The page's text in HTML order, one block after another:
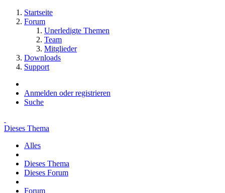
Startseite
Forum
Unerledigte Themen
Team
Mitglieder
Downloads
Support
Anmelden oder registrieren
Suche
Dieses Thema
Alles
Dieses Thema
Dieses Forum
Forum